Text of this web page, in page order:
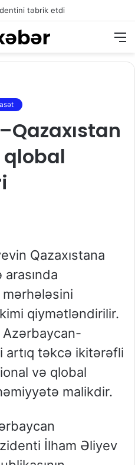
təbrik etdi
Qazaxıstana
qiymətləndirilir.
artıq təkcə ikitərəfli
və qlobal
malikdir.
İlham Əliyev